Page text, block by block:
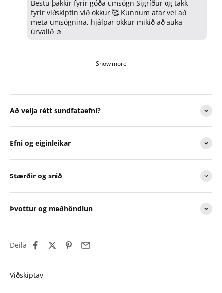
Bestu þakkir fyrir góða umsögn Sigríður og takk
fyrir viðskiptin við okkur 🥰 Kunnum afar vel að
meta umsögnina, hjálpar okkur mikið að auka
úrvalið ☺️
Show more
Að velja rétt sundfataefni?
Efni og eiginleikar
Stærðir og snið
Þvottur og meðhöndlun
Deila